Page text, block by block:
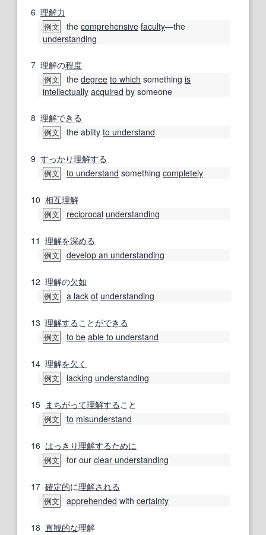
6 理解力
例文 the comprehensive faculty―the
understanding
7 理解の程度
例文 the degree to which something is
intellectually acquired by someone
8 理解できる
例文 the ablity to understand
9 すっかり理解する
例文 to understand something completely
10 相互理解
例文 reciprocal understanding
11 理解を深める
例文 develop an understanding
12 理解の欠如
例文 a lack of understanding
13 理解することができる
例文 to be able to understand
14 理解を欠く
例文 lacking understanding
15 まちがって理解すること
例文 to misunderstand
16 はっきり理解するために
例文 for our clear understanding
17 確定的に理解される
例文 apprehended with certainty
18 直観的な理解